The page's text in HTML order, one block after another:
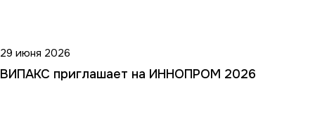
29 июня 2026
ВИПАКС приглашает на ИННОПРОМ 2026